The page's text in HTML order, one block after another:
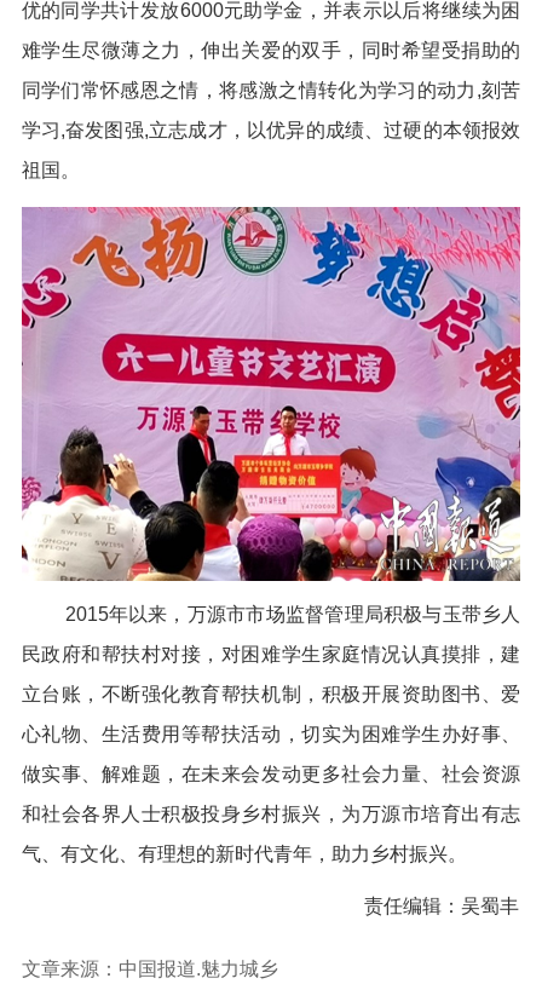
优的同学共计发放6000元助学金，并表示以后将继续为困
难学生尽微薄之力，伸出关爱的双手，同时希望受捐助的
同学们常怀感恩之情，将感激之情转化为学习的动力,刻苦
学习,奋发图强,立志成才，以优异的成绩、过硬的本领报效
祖国。
2015年以来，万源市市场监督管理局积极与玉带乡人
民政府和帮扶村对接，对困难学生家庭情况认真摸排，建
立台账，不断强化教育帮扶机制，积极开展资助图书、爱
心礼物、生活费用等帮扶活动，切实为困难学生办好事、
做实事、解难题，在未来会发动更多社会力量、社会资源
和社会各界人士积极投身乡村振兴，为万源市培育出有志
气、有文化、有理想的新时代青年，助力乡村振兴。
责任编辑：吴蜀丰
文章来源：中国报道.魅力城乡